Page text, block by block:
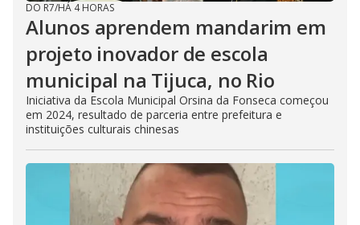
DO R7/HÁ 4 HORAS
Alunos aprendem mandarim em
projeto inovador de escola
municipal na Tijuca, no Rio
Iniciativa da Escola Municipal Orsina da Fonseca começou
em 2024, resultado de parceria entre prefeitura e
instituições culturais chinesas